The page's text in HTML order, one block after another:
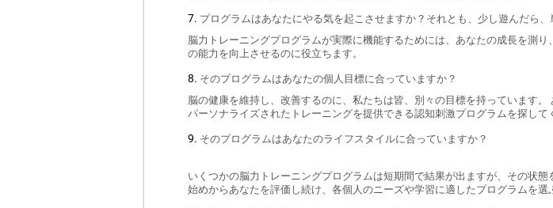
プログラムはあなたにやる気を起こさせますか？それとも、少し遊んだら
脳力トレーニングプログラムが実際に機能するためには、あなたの成長を測
の能力を向上させるのに役立ちます。
そのプログラムはあなたの個人目標に合っていますか？
脳の健康を維持し、改善するのに、私たちは皆、別々の目標を持っています
パーソナライズされたトレーニングを提供できる認知刺激プログラムを探して
そのプログラムはあなたのライフスタイルに合っていますか？
いくつかの脳力トレーニングプログラムは短期間で結果が出ますが、その状
始めからあなたを評価し続け、各個人のニーズや学習に適したプログラムを選